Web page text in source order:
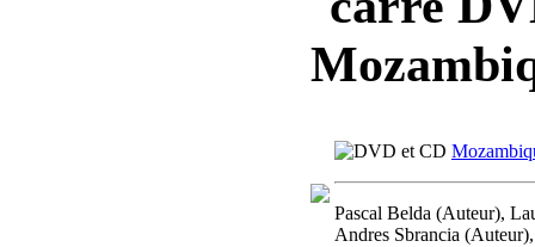
Pascal Belda (Auteur),
Andres Sbrancia